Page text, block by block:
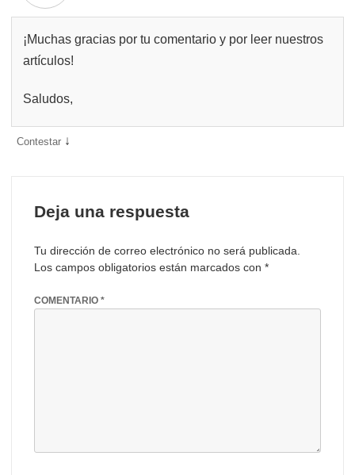
¡Muchas gracias por tu comentario y por leer nuestros
artículos!
Saludos,
Contestar ↓
Deja una respuesta
Tu dirección de correo electrónico no será publicada.
Los campos obligatorios están marcados con *
COMENTARIO *